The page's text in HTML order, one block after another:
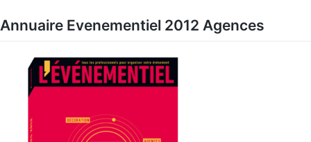
content
Annuaire Evenementiel 2012 Agences